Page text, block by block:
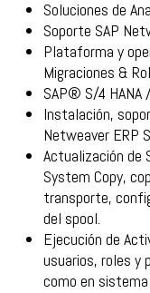
Soluciones de
Soporte SAP
Plataforma y
Migraciones &
SAP® S/4 HANA
Instalación,
Netweaver ERP
Actualización de
System Copy,
transporte,
del spool.
Ejecución de
usuarios, roles y
como en sistema